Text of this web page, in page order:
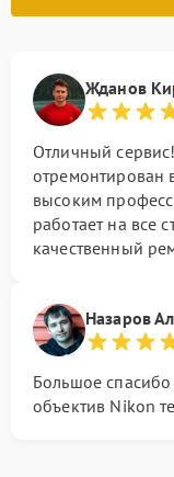
Жданов
Отличный
отремонтирован
высоким
работает на все
качественный
Назаров
Большое
объектив Nikon